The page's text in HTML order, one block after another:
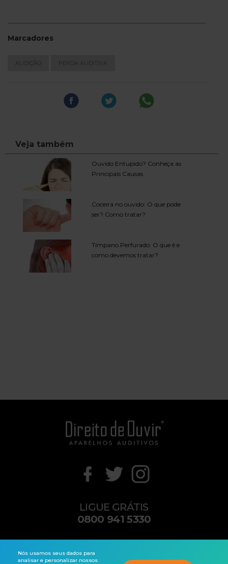
Marcadores
AUDIÇÃO PERDA AUDITIVA
Ouvido Entupido? Conheça as
Principais Causas
Coceira no ouvido: O que pode
ser? Como tratar?
Tímpano Perfurado: O que é e
como devemos tratar?
Veja também
Nós usamos seus dados para
analisar e personalizar nossos
LIGUE GRÁTIS
0800 941 5330
contato@direitodeouvir.com